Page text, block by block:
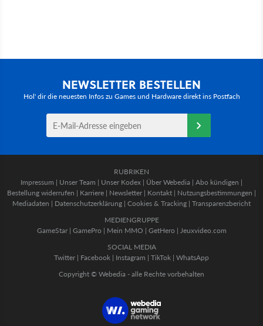
NEWSLETTER BESTELLEN
Hol' dir die neuesten Infos zu Games und Hardware direkt ins Postfach
RUBRIKEN
Impressum | Unser Team | Unser Kodex | Über Webedia | Abo kündigen |
Bestellung widerrufen | Karriere | Newsletter | Kontakt | Nutzungsbestimmungen |
Mediadaten | Datenschutzerklärung | Cookies & Tracking | Transparenzbericht
MEDIENGRUPPE
GameStar| GamePro | Mein MMO | GetHero | Jeuxvideo.com
SOCIAL MEDIA
Twitter | Facebook | Instagram | TikTok | WhatsApp
Copyright © Webedia - alle Rechte vorbehalten